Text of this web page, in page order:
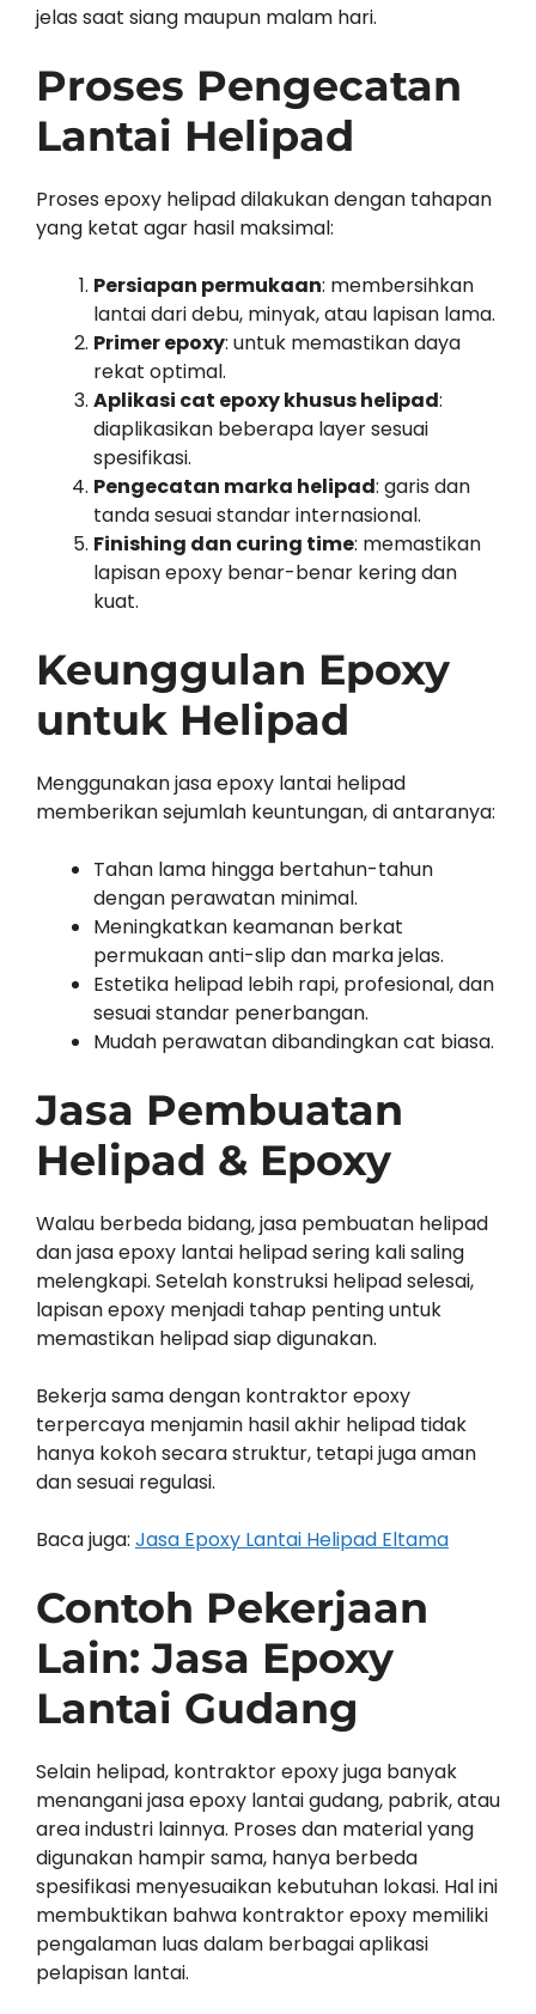
jelas saat siang maupun malam hari.
Proses Pengecatan
Lantai Helipad
Proses epoxy helipad dilakukan dengan tahapan
yang ketat agar hasil maksimal:
Persiapan permukaan: membersihkan
lantai dari debu, minyak, atau lapisan lama.
Primer epoxy: untuk memastikan daya
rekat optimal.
Aplikasi cat epoxy khusus helipad:
diaplikasikan beberapa layer sesuai
spesifikasi.
Pengecatan marka helipad: garis dan
tanda sesuai standar internasional.
Finishing dan curing time: memastikan
lapisan epoxy benar-benar kering dan
kuat.
Keunggulan Epoxy
untuk Helipad
Menggunakan jasa epoxy lantai helipad
memberikan sejumlah keuntungan, di antaranya:
Tahan lama hingga bertahun-tahun
dengan perawatan minimal.
Meningkatkan keamanan berkat
permukaan anti-slip dan marka jelas.
Estetika helipad lebih rapi, profesional, dan
sesuai standar penerbangan.
Mudah perawatan dibandingkan cat biasa.
Jasa Pembuatan
Helipad & Epoxy
Walau berbeda bidang, jasa pembuatan helipad
dan jasa epoxy lantai helipad sering kali saling
melengkapi. Setelah konstruksi helipad selesai,
lapisan epoxy menjadi tahap penting untuk
memastikan helipad siap digunakan.
Bekerja sama dengan kontraktor epoxy
terpercaya menjamin hasil akhir helipad tidak
hanya kokoh secara struktur, tetapi juga aman
dan sesuai regulasi.
Baca juga: Jasa Epoxy Lantai Helipad Eltama
Contoh Pekerjaan
Lain: Jasa Epoxy
Lantai Gudang
Selain helipad, kontraktor epoxy juga banyak
menangani jasa epoxy lantai gudang, pabrik, atau
area industri lainnya. Proses dan material yang
digunakan hampir sama, hanya berbeda
spesifikasi menyesuaikan kebutuhan lokasi. Hal ini
membuktikan bahwa kontraktor epoxy memiliki
pengalaman luas dalam berbagai aplikasi
pelapisan lantai.